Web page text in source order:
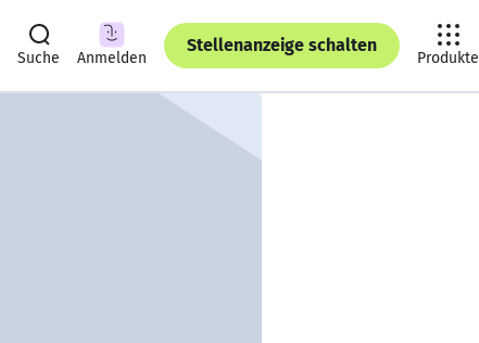
Suche Anmelden
Stellenanzeige schalten
Produkte